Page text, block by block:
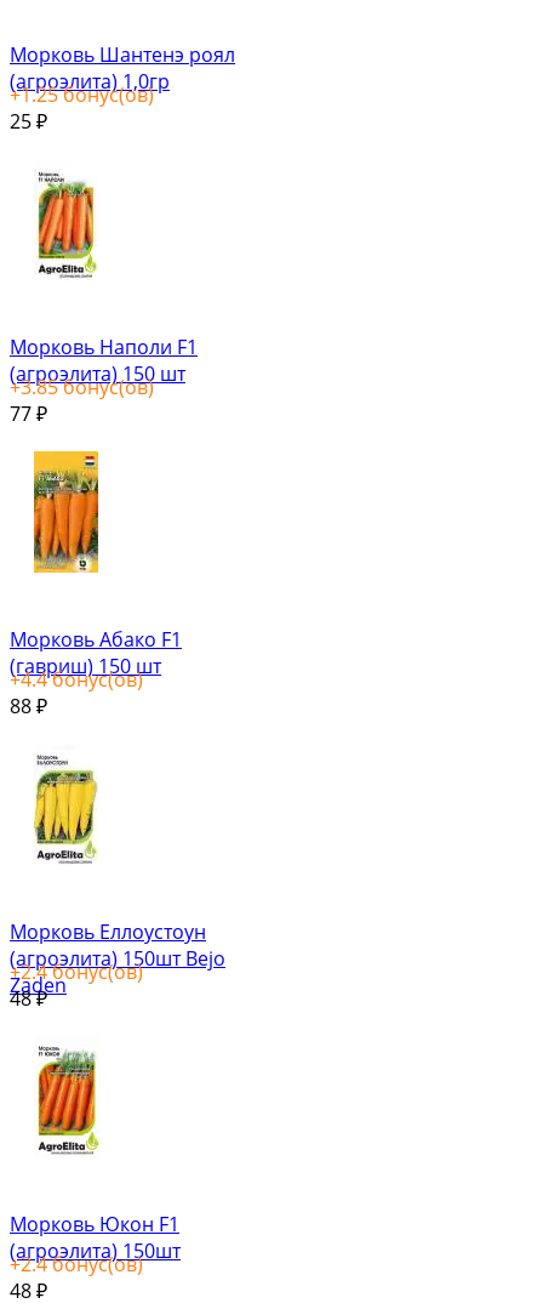
Морковь Шантенэ роял
(агроэлита) 1,0гр
+1.25бонус(ов)
25 ₽
Морковь Наполи F1
(агроэлита) 150 шт
+3.85бонус(ов)
77 ₽
Морковь Абако F1
(гавриш) 150 шт
+4.4бонус(ов)
88 ₽
Морковь Еллоустоун
(агроэлита) 150шт Bejo
Zaden
+2.4бонус(ов)
48₽
Морковь Юкон F1
(агроэлита) 150шт
+2.4бонус(ов)
48 ₽